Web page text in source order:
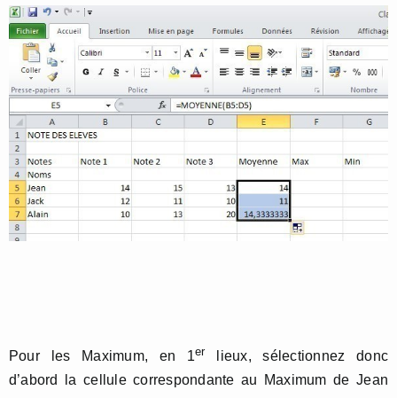
Pour les Maximum, en 1er lieux, sélectionnez donc
d’abord la cellule correspondante au Maximum de Jean